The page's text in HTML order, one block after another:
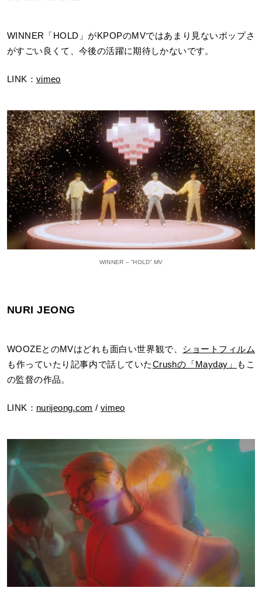
WINNER「HOLD」がKPOPのMVではあまり見ないポップさ
がすごい良くて、今後の活躍に期待しかないです。
LINK： vimeo
WINNER – ”HOLD” MV
NURI JEONG
WOOZEとのMVはどれも面白い世界観で、 ショートフィルム
も作っていたり記事内で話していたCrushの「Mayday」
もこ
の監督の作品。
LINK： nurijeong.com / vimeo